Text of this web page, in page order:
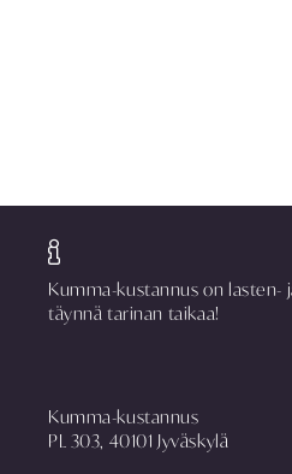
Kumma-kustannus on
täynnä tarinan taikaa!
Kumma-kustannus
PL 303, 40101 Jyväskylä